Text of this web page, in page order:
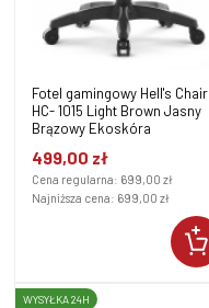
Fotel gamingowy Hell's Chair
HC- 1015 Light Brown Jasny
Brązowy Ekoskóra
499,00 zł
Cena regularna: 699,00 zł
Najniższa cena: 699,00 zł
WYSYŁKA 24H